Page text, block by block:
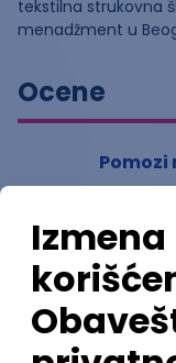
tekstilna strukovna
menadžment u
Ocene
Pomozi